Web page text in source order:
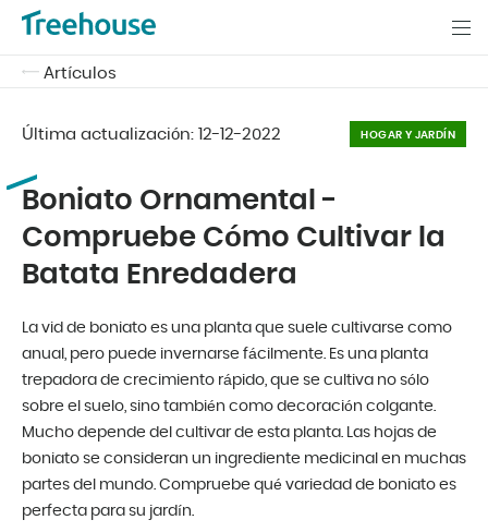
Artículos
Última actualización: 12-12-2022 HOGAR Y JARDÍN
Boniato Ornamental -
Compruebe Cómo Cultivar la
Batata Enredadera
La vid de boniato es una planta que suele cultivarse como
anual, pero puede invernarse fácilmente. Es una planta
trepadora de crecimiento rápido, que se cultiva no sólo
sobre el suelo, sino también como decoración colgante.
Mucho depende del cultivar de esta planta. Las hojas de
boniato se consideran un ingrediente medicinal en muchas
partes del mundo. Compruebe qué variedad de boniato es
perfecta para su jardín.